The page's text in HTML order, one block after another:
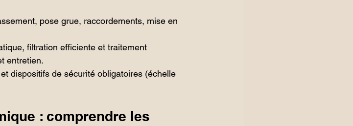
pose grue, raccordements, mise en
filtration efficiente et traitement
entretien.
dispositifs de sécurité obligatoires (échelle
: comprendre les